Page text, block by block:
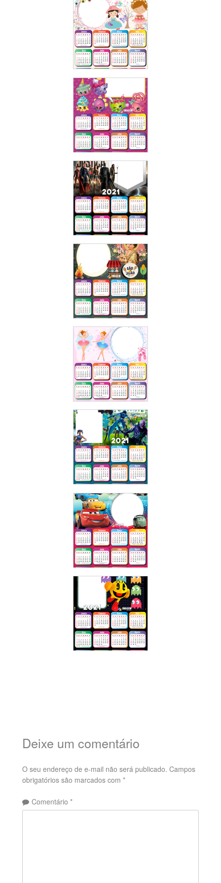
Deixe um comentário
O seu endereço de e-mail não será publicado. Campos
obrigatórios são marcados com *
Comentário *